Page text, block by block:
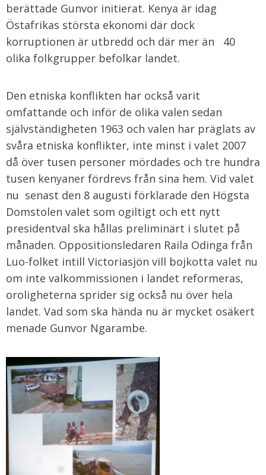
berättade Gunvor initierat. Kenya är idag
Östafrikas största ekonomi där dock
korruptionen är utbredd och där mer än 40
olika folkgrupper befolkar landet.
Den etniska konflikten har också varit
omfattande och inför de olika valen sedan
självständigheten 1963 och valen har präglats av
svåra etniska konflikter, inte minst i valet 2007
då över tusen personer mördades och tre hundra
tusen kenyaner fördrevs från sina hem. Vid valet
nu senast den 8 augusti förklarade den Högsta
Domstolen valet som ogiltigt och ett nytt
presidentval ska hållas preliminärt i slutet på
månaden. Oppositionsledaren Raila Odinga från
Luo-folket intill Victoriasjön vill bojkotta valet nu
om inte valkommissionen i landet reformeras,
oroligheterna sprider sig också nu över hela
landet. Vad som ska hända nu är mycket osäkert
menade Gunvor Ngarambe.